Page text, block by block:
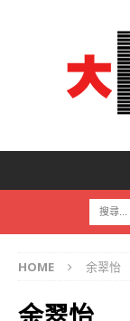
HOME 余翠怡